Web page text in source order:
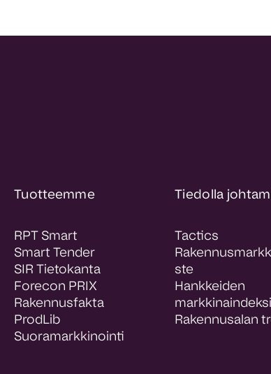
Tuotteemme
RPT Smart
Smart Tender
SIR Tietokanta
Forecon PRIX
Rakennusfakta
ProdLib
Suoramarkkinointi
Tiedolla
Tactics
ste
Hankkeiden
markkinaindeksi
Rakennusalan